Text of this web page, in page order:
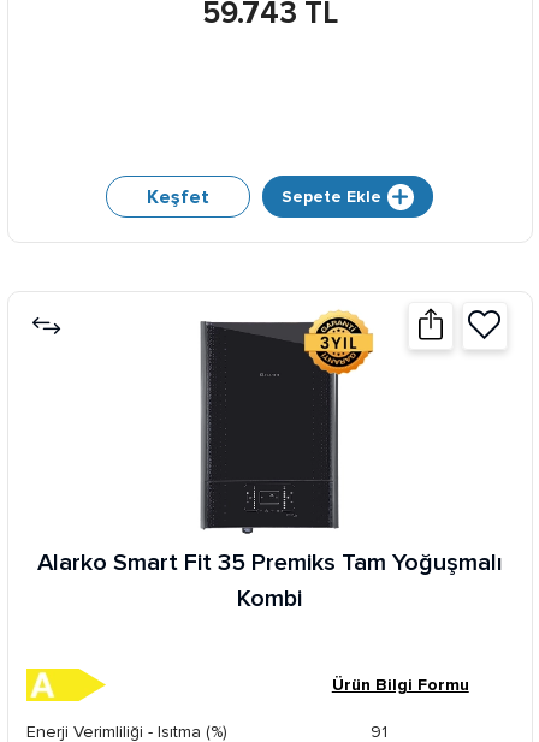
59.743 TL
Keşfet Sepete Ekle
Alarko Smart Fit 35 Premiks Tam Yoğuşmalı
Kombi
Ürün Bilgi Formu
Enerji Verimliliği - Isıtma (%)
91